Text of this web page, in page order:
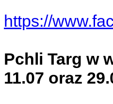
https://
Pchli Targ w
11.07 oraz